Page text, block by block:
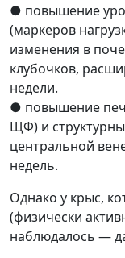
● повышение
(маркеров
изменения в
клубочков,
недели.
● повышение
ЩФ) и
центральной
недель.
Однако у крыс,
(физически
наблюдалось —